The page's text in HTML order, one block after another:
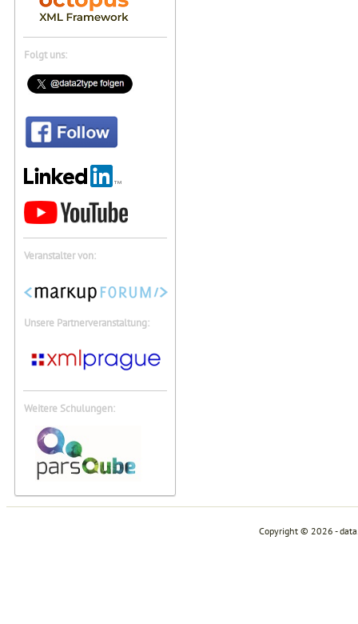
Folgt uns:
Veranstalter von:
Unsere Partnerveranstaltung:
Weitere Schulungen:
Copyright © 2026 -